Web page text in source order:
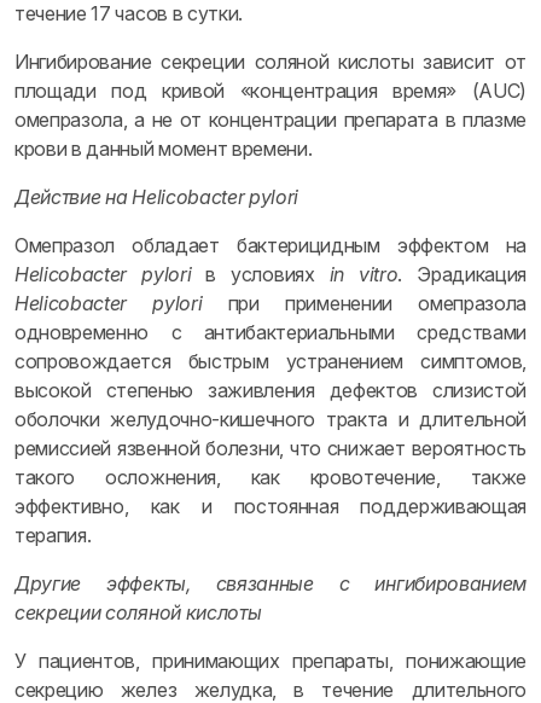
течение 17 часов в сутки.
Ингибирование секреции соляной кислоты зависит от
площади под кривой «концентрация время» (AUC)
омепразола, а не от концентрации препарата в плазме
крови в данный момент времени.
Действие на Helicobacter pylori
Омепразол обладает бактерицидным эффектом на
Helicobacter pyloriв условиях in vitro. Эрадикация
Helicobacter pyloriпри применении омепразола
одновременно с антибактериальными средствами
сопровождается быстрым устранением симптомов,
высокой степенью заживления дефектов слизистой
оболочки желудочно-кишечного тракта и длительной
ремиссией язвенной болезни, что снижает вероятность
такого осложнения, как кровотечение, также
эффективно, как и постоянная поддерживающая
терапия.
Другие эффекты, связанные с ингибированием
секреции соляной кислоты
У пациентов, принимающих препараты, понижающие
секрецию желез желудка, в течение длительного